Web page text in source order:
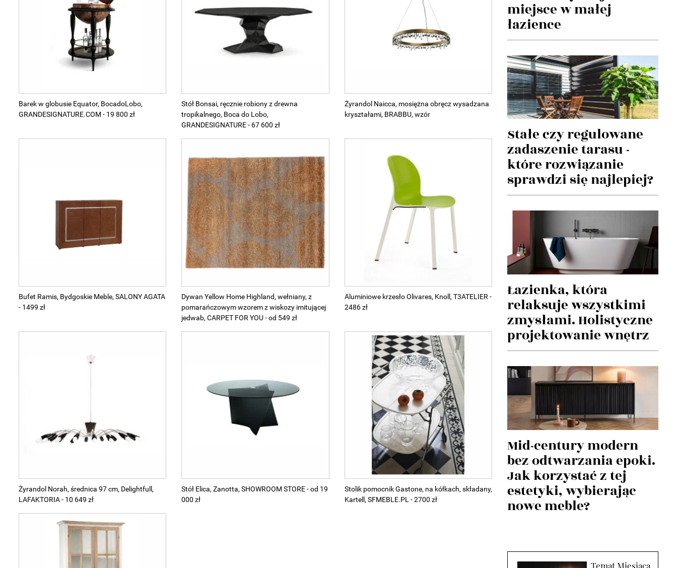
Barek w globusie Equator, BocadoLobo,
GRANDESIGNATURE.COM - 19 800 zł
Stół Bonsai, ręcznie robiony z drewna
tropikalnego, Boca do Lobo,
GRANDESIGNATURE - 67 600 zł
Żyrandol Naicca, mosiężna obręcz wysadzana
kryształami, BRABBU, wzór
Bufet Ramis, Bydgoskie Meble, SALONY AGATA
- 1499 zł
Dywan Yellow Home Highland, wełniany, z
pomarańczowym wzorem z wiskozy imitującej
jedwab, CARPET FOR YOU - od 549 zł
Aluminiowe krzesło Olivares, Knoll, T3ATELIER -
2486 zł
Żyrandol Norah, średnica 97 cm, Delightfull,
LAFAKTORIA - 10 649 zł
Stół Elica, Zanotta, SHOWROOM STORE - od 19
000 zł
Stolik pomocnik Gastone, na kółkach, składany,
Kartell, SFMEBLE.PL - 2700 zł
miejsce w małej
łazience
Stałe czy regulowane
zadaszenie tarasu -
które rozwiązanie
sprawdzi się najlepiej?
Łazienka, która
relaksuje wszystkimi
zmysłami. Holistyczne
projektowanie wnętrz
Mid-century modern
bez odtwarzania epoki.
Jak korzystać z tej
estetyki, wybierając
nowe meble?